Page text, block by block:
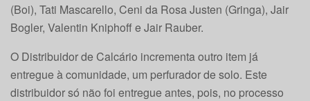
(Boi), Tati Mascarello, Ceni da Rosa Justen (Gringa), Jair
Bogler, Valentin Kniphoff e Jair Rauber.
O Distribuidor de Calcário incrementa outro item já
entregue à comunidade, um perfurador de solo. Este
distribuidor só não foi entregue antes, pois, no processo